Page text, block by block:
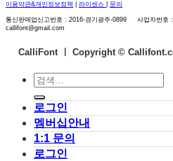
이용약관&개인정보정책 라이센스 문의
통신판매업신고번호 : 2016-경기광주-0899 사업자번
callifont@gmail.com
CalliFont ㅣ Copyright ©
검
색:
로그인
멤버십안내
1:1 문의
로그인